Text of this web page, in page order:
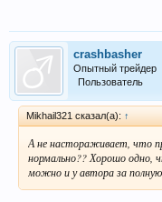
crashbasher
Опытный трейдер
Пользователь
Mikhail321 сказал(а): ↑
А не настораживает, что
нормально?? Хорошо одно,
можно и у автора за полную